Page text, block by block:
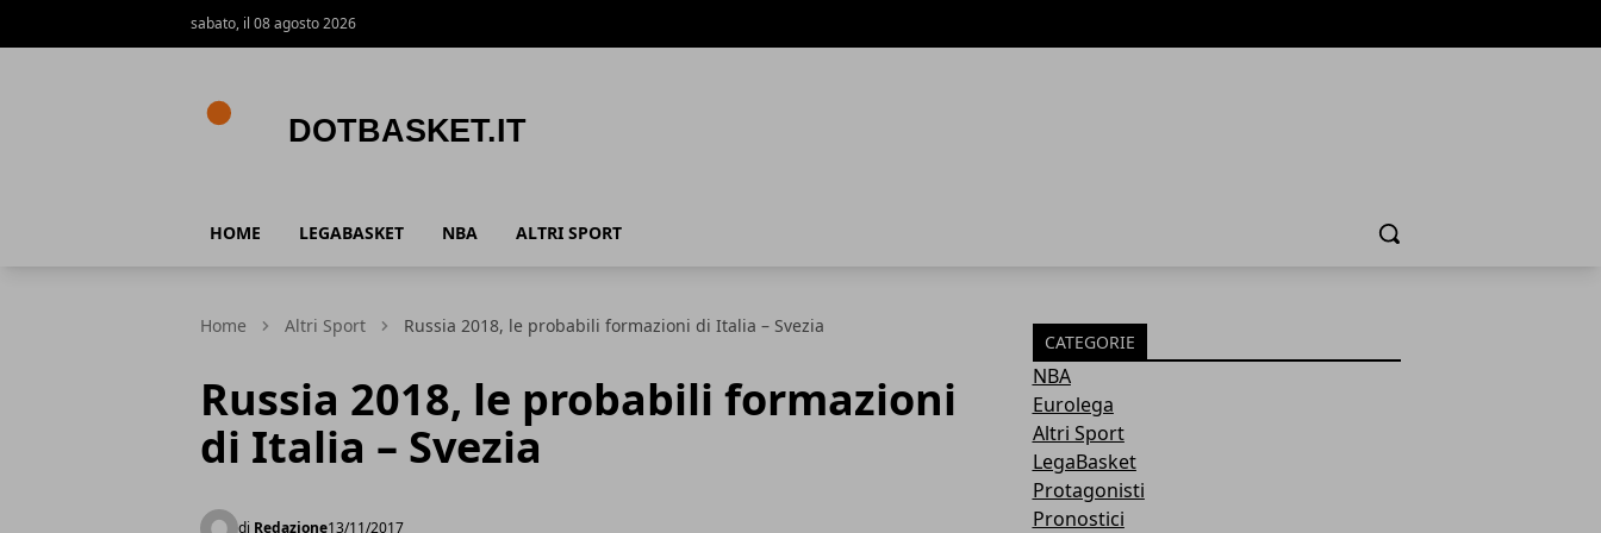
sabato, il 08 agosto 2026
HOME LEGABASKET NBA ALTRI SPORT Cerca
Home Altri Sport Russia 2018, le probabili formazioni di Italia – Svezia
Russia 2018, le probabili formazioni
di Italia – Svezia
di Redazione13/11/2017
CATEGORIE
NBA
Eurolega
Altri Sport
LegaBasket
Protagonisti
Pronostici